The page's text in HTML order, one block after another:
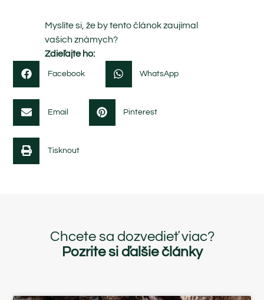
Myslíte si, že by tento článok zaujímal
vašich známych?
Zdieľajte ho:
Facebook WhatsApp
Email Pinterest
Tisknout
Chcete sa dozvedieť viac?
Pozrite si ďalšie články